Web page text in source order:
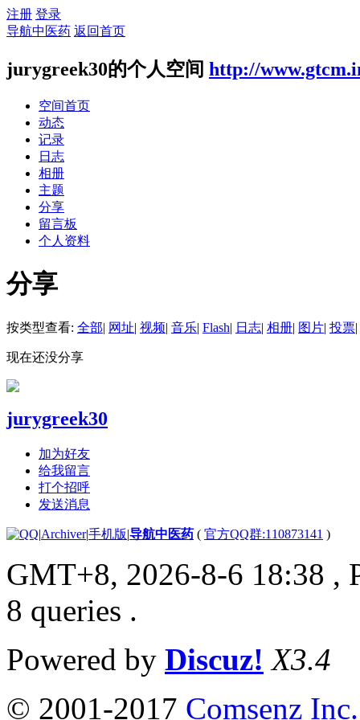
注册 登录
导航中医药 返回首页
jurygreek30的个人空间 http://
空间首页
动态
记录
日志
相册
主题
分享
留言板
个人资料
分享
按类型查看: 全部| 网址| 视频| 音乐| Flash| 日志| 相册| 图片| 投票|
现在还没分享
jurygreek30
加为好友
给我留言
打个招呼
发送消息
|Archiver|手机版|导航中医药 ( 官方QQ群:110873141 )
GMT+8, 2026-8-6 18:38 ,
8 queries .
Powered by Discuz! X3.4
© 2001-2017 Comsenz Inc.